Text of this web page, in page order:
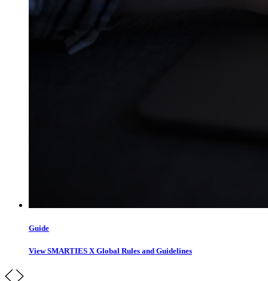
Guide
View SMARTIES X Global Rules and Guidelines